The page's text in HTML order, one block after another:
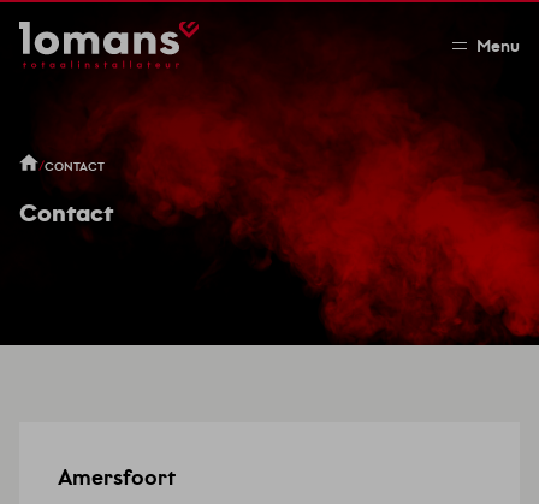
Menu
/CONTACT
Contact
Amersfoort